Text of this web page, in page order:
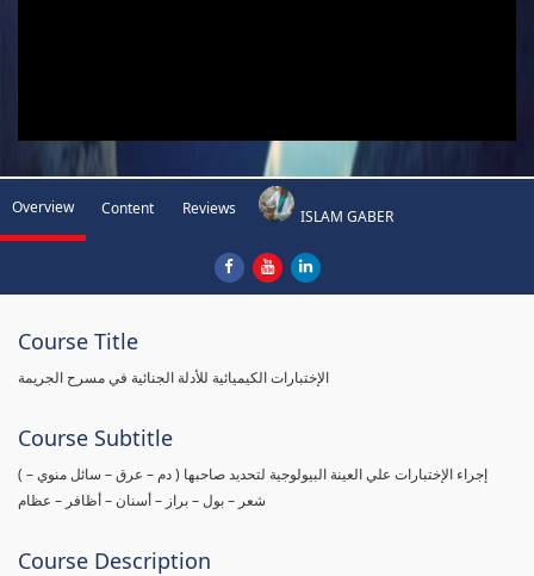
Overview Content Reviews ISLAM GABER
Course Title
الإختبارات الكيميائية للأدلة الجنائية في مسرح الجريمة
Course Subtitle
( إجراء الإختبارات علي العينة البيولوجية لتحديد صاحبها ( دم – عرق – سائل منوي –
شعر – بول – براز – أسنان – أظافر – عظام
Course Description